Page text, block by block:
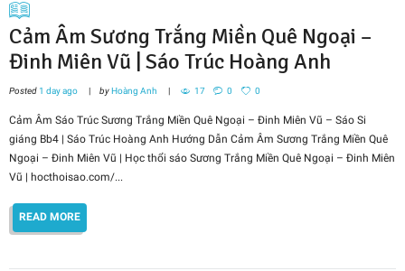
Cảm Âm Sương Trắng Miền Quê Ngoại –
Đinh Miên Vũ | Sáo Trúc Hoàng Anh
Posted 1 day ago byHoàng Anh 17 0 0
Cảm Âm Sáo Trúc Sương Trắng Miền Quê Ngoại – Đinh Miên Vũ – Sáo Si
giáng Bb4 | Sáo Trúc Hoàng Anh Hướng Dẫn Cảm Âm Sương Trắng Miền Quê
Ngoại – Đinh Miên Vũ | Học thổi sáo Sương Trắng Miền Quê Ngoại – Đinh Miên
Vũ | hocthoisao.com/...
READ MORE